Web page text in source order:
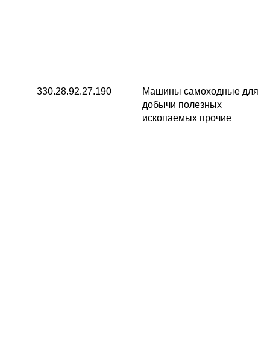
330.28.92.27.190
Машины самоходные для
добычи полезных
ископаемых прочие